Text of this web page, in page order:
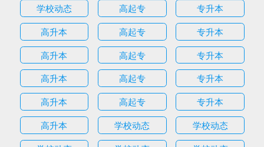
学校动态
高起专
专升本
高升本
高起专
专升本
高升本
高起专
专升本
高升本
高起专
专升本
高升本
高起专
专升本
高升本
学校动态
学校动态